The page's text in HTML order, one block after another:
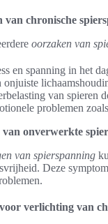
van chronische
oorzaken van
en spanning in het
onjuiste
van spieren
problemen
van onverwerkte
van spierspanning
Deze
verlichting van